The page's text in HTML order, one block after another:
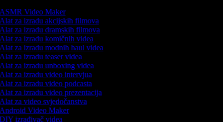
Video Maker
za izradu akcijskih filmova
za izradu dramskih filmova
za izradu komičnih videa
za izradu modnih haul videa
za izradu teaser videa
za izradu unboxing videa
za izradu video intervjua
za izradu video podcasta
za izradu video prezentacija
za video svjedočanstva
Video Maker
izrađivač videa